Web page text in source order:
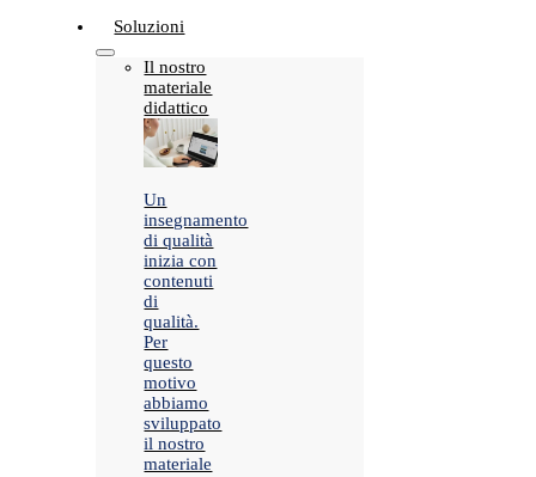
Soluzioni
Il nostro
materiale
didattico
Un
insegnamento
di qualità
inizia con
contenuti
di
qualità.
Per
questo
motivo
abbiamo
sviluppato
il nostro
materiale